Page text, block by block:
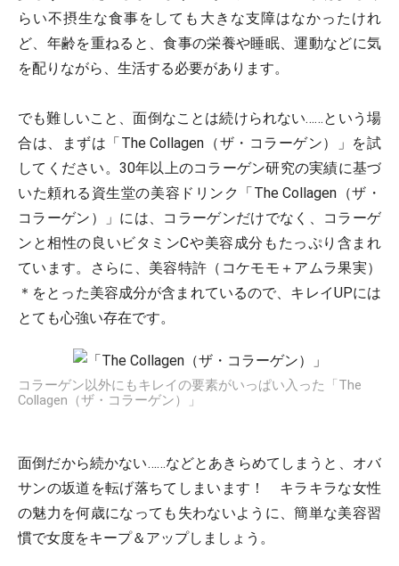
らい不摂生な食事をしても大きな支障はなかったけれ
ど、年齢を重ねると、食事の栄養や睡眠、運動などに気
を配りながら、生活する必要があります。
でも難しいこと、面倒なことは続けられない……という場
合は、まずは「The Collagen（ザ・コラーゲン）」を試
してください。30年以上のコラーゲン研究の実績に基づ
いた頼れる資生堂の美容ドリンク「The Collagen（ザ・
コラーゲン）」には、コラーゲンだけでなく、コラーゲ
ンと相性の良いビタミンCや美容成分もたっぷり含まれ
ています。さらに、美容特許（コケモモ＋アムラ果実）
＊をとった美容成分が含まれているので、キレイUPには
とても心強い存在です。
コラーゲン以外にもキレイの要素がいっぱい入った「The
Collagen（ザ・コラーゲン）」
面倒だから続かない……などとあきらめてしまうと、オバ
サンの坂道を転げ落ちてしまいます！ キラキラな女性
の魅力を何歳になっても失わないように、簡単な美容習
慣で女度をキープ＆アップしましょう。